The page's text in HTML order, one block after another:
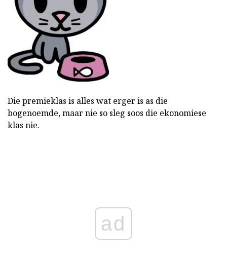
Die premieklas is alles wat erger is as die
bogenoemde, maar nie so sleg soos die ekonomiese
klas nie.
ad